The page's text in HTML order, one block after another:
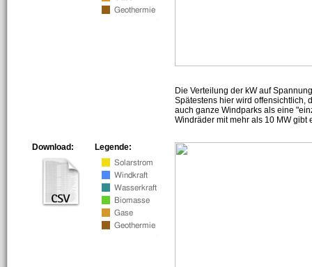
Die Verteilung der kW auf
Spätestens hier wird offensichtlich,
auch ganze Windparks als eine
Windräder mit mehr als 10 MW gibt
Legende:
Download: